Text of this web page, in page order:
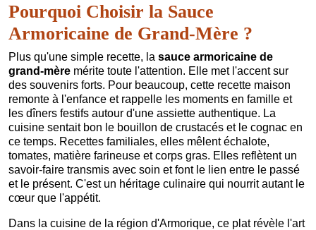
Pourquoi Choisir la Sauce
Armoricaine de Grand-Mère ?
Plus qu'une simple recette, la sauce armoricaine de
grand-mère mérite toute l'attention. Elle met l'accent sur
des souvenirs forts. Pour beaucoup, cette recette maison
remonte à l'enfance et rappelle les moments en famille et
les dîners festifs autour d'une assiette authentique. La
cuisine sentait bon le bouillon de crustacés et le cognac en
ce temps. Recettes familiales, elles mêlent échalote,
tomates, matière farineuse et corps gras. Elles reflètent un
savoir-faire transmis avec soin et font le lien entre le passé
et le présent. C'est un héritage culinaire qui nourrit autant le
cœur que l'appétit.
Dans la cuisine de la région d'Armorique, ce plat révèle l'art